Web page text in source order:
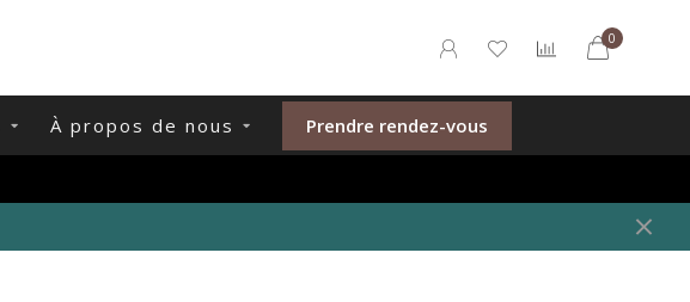
0
À propos de nous Prendre rendez-vous